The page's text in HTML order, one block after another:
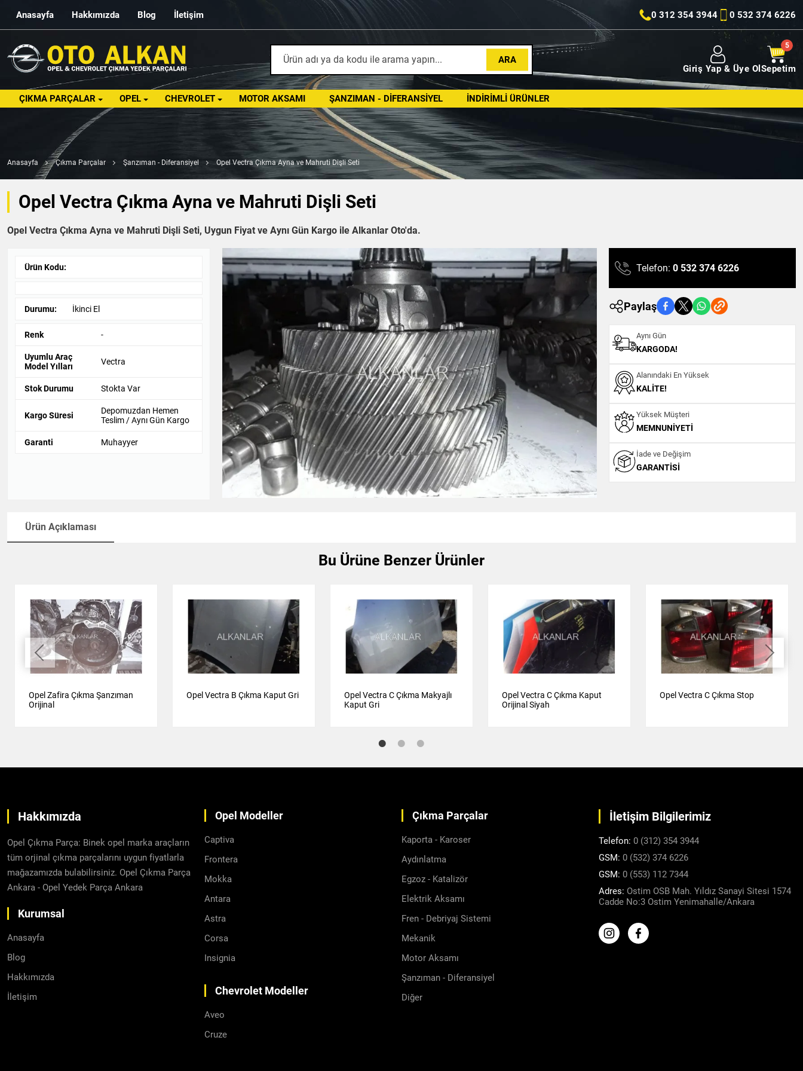
Anasayfa Hakkımızda Blog İletişim 0 312 354 3944 0 532 374 6226
ARA
Giriş Yap & Üye Ol Sepetim
ÇIKMA PARÇALAR OPEL CHEVROLET MOTOR AKSAMI ŞANZIMAN - DIFERANSIYEL İNDIRIMLI ÜRÜNLER
Anasayfa Çıkma Parçalar Şanzıman - Diferansiyel Opel Vectra Çıkma Ayna ve Mahruti Dişli Seti
Opel Vectra Çıkma Ayna ve Mahruti Dişli Seti
Opel Vectra Çıkma Ayna ve Mahruti Dişli Seti, Uygun Fiyat ve Aynı Gün Kargo ile Alkanlar Oto'da.
Ürün Kodu:
Durumu: İkinci El
Renk -
Uyumlu Araç
Model Yılları
Vectra
Stok Durumu Stokta Var
Kargo Süresi
Depomuzdan Hemen
Teslim / Aynı Gün Kargo
Garanti Muhayyer
Telefon: 0 532 374 6226
Paylaş
Aynı Gün
KARGODA!
Alanındaki En Yüksek
KALITE!
Yüksek Müşteri
MEMNUNIYETI
İade ve Değişim
GARANTISI
Ürün Açıklaması
Bu Ürüne Benzer Ürünler
Opel Zafira Çıkma Şanzıman
Orijinal
Opel Vectra B Çıkma Kaput Gri
Opel Vectra C Çıkma Makyajlı
Kaput Gri
Opel Vectra C Çıkma Kaput
Orijinal Siyah
Opel Vectra C Çıkma Stop
Hakkımızda
Opel Çıkma Parça: Binek opel marka araçların
tüm orjinal çıkma parçalarını uygun fiyatlarla
mağazamızda bulabilirsiniz. Opel Çıkma Parça
Ankara - Opel Yedek Parça Ankara
Kurumsal
Anasayfa
Blog
Hakkımızda
İletişim
Opel Modeller
Captiva
Frontera
Mokka
Antara
Astra
Corsa
Insignia
Chevrolet Modeller
Aveo
Cruze
Çıkma Parçalar
Kaporta - Karoser
Aydınlatma
Egzoz - Katalizör
Elektrik Aksamı
Fren - Debriyaj Sistemi
Mekanik
Motor Aksamı
Şanzıman - Diferansiyel
Diğer
İletişim Bilgilerimiz
Telefon: 0 (312) 354 3944
GSM: 0 (532) 374 6226
GSM: 0 (553) 112 7344
Adres: Ostim OSB Mah. Yıldız Sanayi Sitesi 1574
Cadde No:3 Ostim Yenimahalle/Ankara